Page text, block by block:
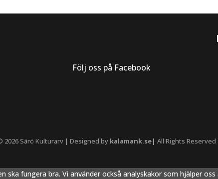
Följ oss på Facebook
2026 Särö Kulturarv | Designed by kalamank.se| All Rights Reserved
ska fungera bra. Vi använder också analyskakor som hjälper